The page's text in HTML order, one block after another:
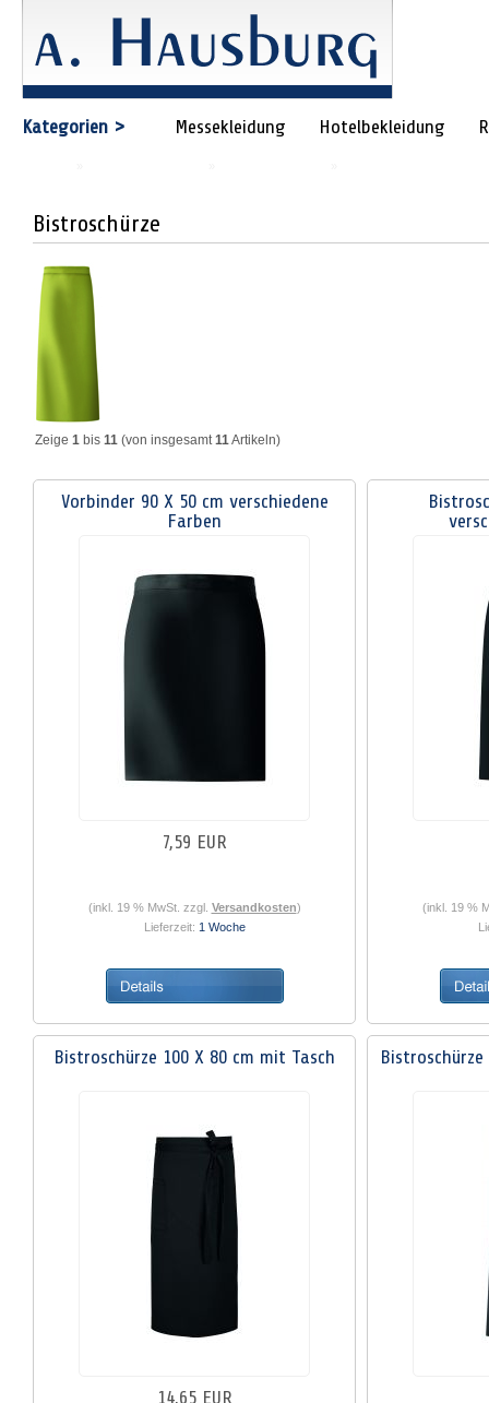
Kategorien > Messekleidung Hotelbekleidung
Bistroschürze
Zeige 1 bis 11 (von insgesamt11Artikeln)
Vorbinder 90 X 50 cm verschiedene
Farben
7,59 EUR
(inkl. 19 % MwSt. zzgl. Versandkosten)
Lieferzeit: 1 Woche
(inkl. 19 %
Bistroschürze 100 X 80 cm mit Tasch
14,65 EUR